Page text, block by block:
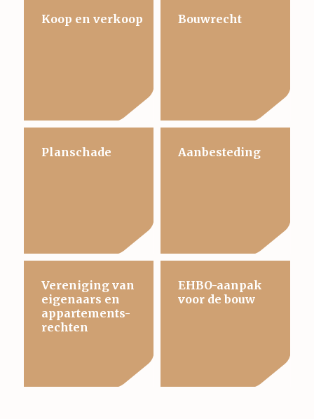
Koop en verkoop Bouwrecht
Planschade Aanbesteding
Vereniging van
eigenaars en
appartements-
rechten
EHBO-aanpak
voor de bouw